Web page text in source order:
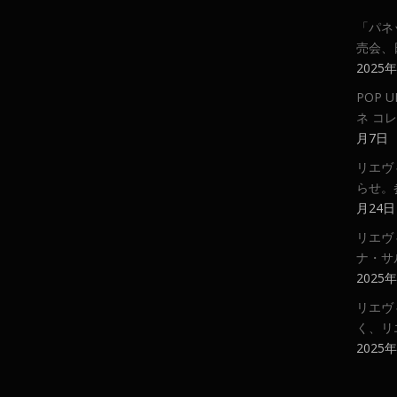
「パ
売会、
2025
POP
ネ コ
月7日
リエ
らせ
月24日
リエ
ナ・サ
2025
リエ
く、
2025